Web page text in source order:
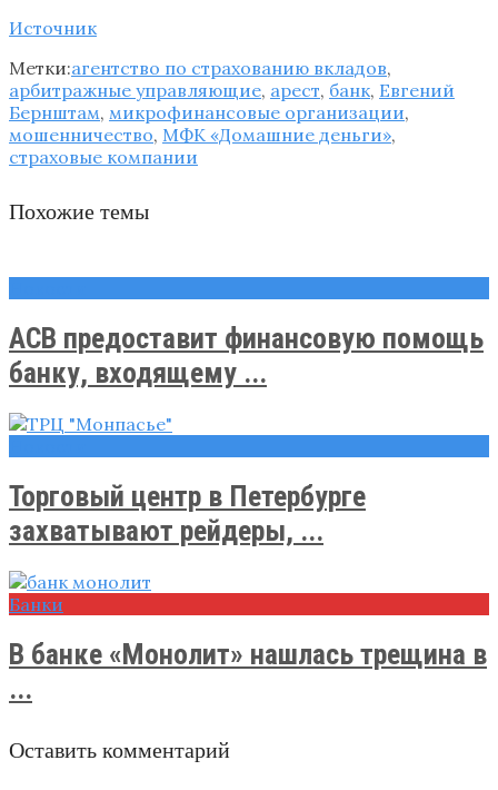
Источник
Метки:агентство по страхованию вкладов,
арбитражные управляющие, арест, банк, Евгений
Бернштам, микрофинансовые организации,
мошенничество, МФК «Домашние деньги»,
страховые компании
Похожие темы
АСВ предоставит финансовую помощь
банку, входящему ...
Торговый центр в Петербурге
захватывают рейдеры, ...
Банки
В банке «Монолит» нашлась трещина в
...
Оставить комментарий